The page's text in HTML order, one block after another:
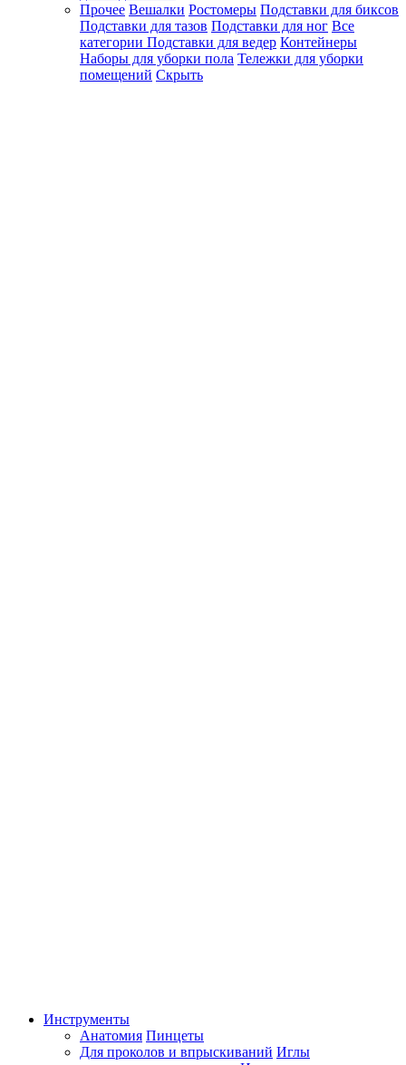
Прочее Вешалки Ростомеры Подставки для биксов
Подставки для тазов Подставки для ног Все
категории Подставки для ведер Контейнеры
Наборы для уборки пола Тележки для уборки
помещений Скрыть
Инструменты
Анатомия Пинцеты
Для проколов и впрыскиваний Иглы